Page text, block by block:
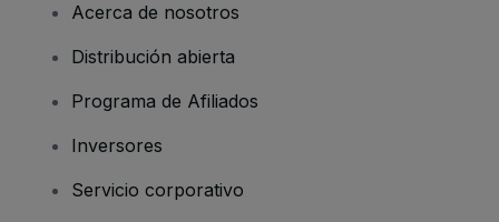
Acerca de nosotros
Distribución abierta
Programa de Afiliados
Inversores
Servicio corporativo